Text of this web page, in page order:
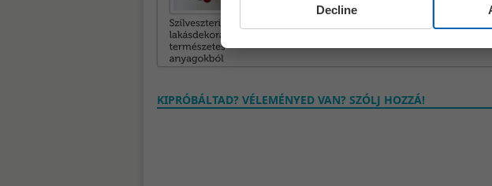
KIPRÓBÁLTAD? VÉLEMÉNYED VAN? SZÓLJ HOZZÁ!
Decline